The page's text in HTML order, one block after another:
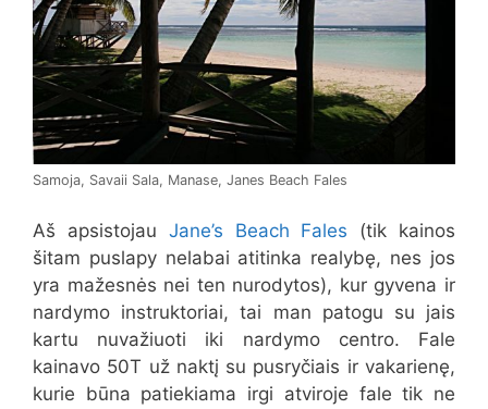
Samoja, Savaii Sala, Manase, Janes Beach Fales
Aš apsistojau Jane’s Beach Fales (tik kainos
šitam puslapy nelabai atitinka realybę, nes jos
yra mažesnės nei ten nurodytos), kur gyvena ir
nardymo instruktoriai, tai man patogu su jais
kartu nuvažiuoti iki nardymo centro. Fale
kainavo 50T už naktį su pusryčiais ir vakarienę,
kurie būna patiekiama irgi atviroje fale tik ne